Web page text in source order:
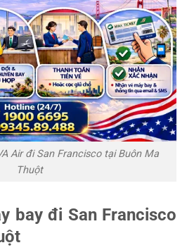
Air đi San Francisco tại Buôn Ma
Thuột
bay đi San Francisco